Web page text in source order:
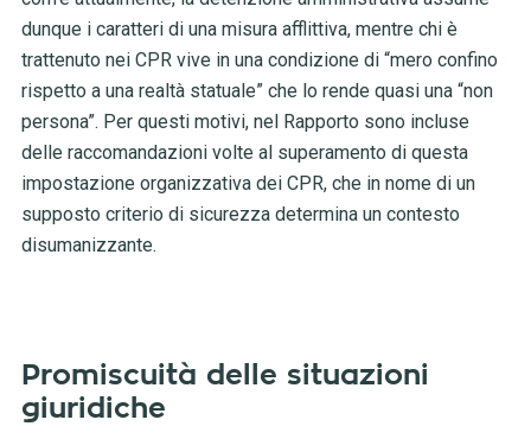
dunque i caratteri di una misura afflittiva, mentre chi è
trattenuto nei CPR vive in una condizione di “mero confino
rispetto a una realtà statuale” che lo rende quasi una “non
persona”. Per questi motivi, nel Rapporto sono incluse
delle raccomandazioni volte al superamento di questa
impostazione organizzativa dei CPR, che in nome di un
supposto criterio di sicurezza determina un contesto
disumanizzante.
Promiscuità delle situazioni
giuridiche